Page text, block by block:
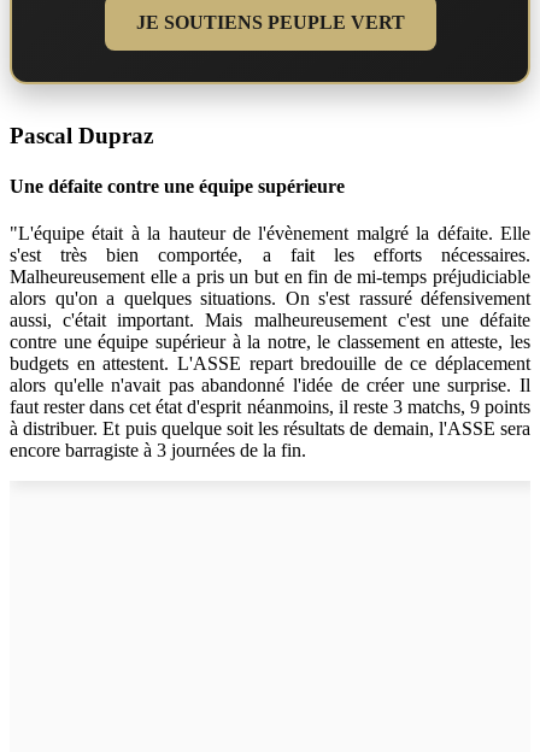
JE SOUTIENS PEUPLE VERT
Pascal Dupraz
Une défaite contre une équipe supérieure
"L'équipe était à la hauteur de l'évènement malgré la défaite. Elle
s'est très bien comportée, a fait les efforts nécessaires.
Malheureusement elle a pris un but en fin de mi-temps préjudiciable
alors qu'on a quelques situations. On s'est rassuré défensivement
aussi, c'était important. Mais malheureusement c'est une défaite
contre une équipe supérieur à la notre, le classement en atteste, les
budgets en attestent. L'ASSE repart bredouille de ce déplacement
alors qu'elle n'avait pas abandonné l'idée de créer une surprise. Il
faut rester dans cet état d'esprit néanmoins, il reste 3 matchs, 9 points
à distribuer. Et puis quelque soit les résultats de demain, l'ASSE sera
encore barragiste à 3 journées de la fin.